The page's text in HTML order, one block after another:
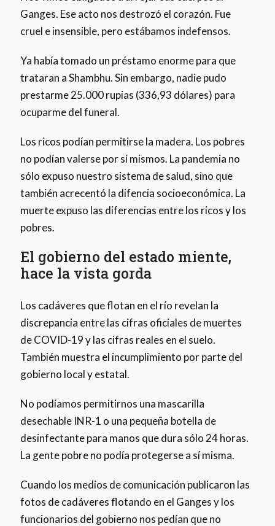
Ganges. Ese acto nos destrozó el corazón. Fue
cruel e insensible, pero estábamos indefensos.
Ya había tomado un préstamo enorme para que
trataran a Shambhu. Sin embargo, nadie pudo
prestarme 25.000 rupias (336,93 dólares) para
ocuparme del funeral.
Los ricos podían permitirse la madera. Los pobres
no podían valerse por sí mismos. La pandemia no
sólo expuso nuestro sistema de salud, sino que
también acrecentó la difencia socioeconómica. La
muerte expuso las diferencias entre los ricos y los
pobres.
El gobierno del estado miente,
hace la vista gorda
Los cadáveres que flotan en el río revelan la
discrepancia entre las cifras oficiales de muertes
de COVID-19 y las cifras reales en el suelo.
También muestra el incumplimiento por parte del
gobierno local y estatal.
No podíamos permitirnos una mascarilla
desechable INR-1 o una pequeña botella de
desinfectante para manos que dura sólo 24 horas.
La gente pobre no podía protegerse a sí misma.
Cuando los medios de comunicación publicaron las
fotos de cadáveres flotando en el Ganges y los
funcionarios del gobierno nos pedían que no